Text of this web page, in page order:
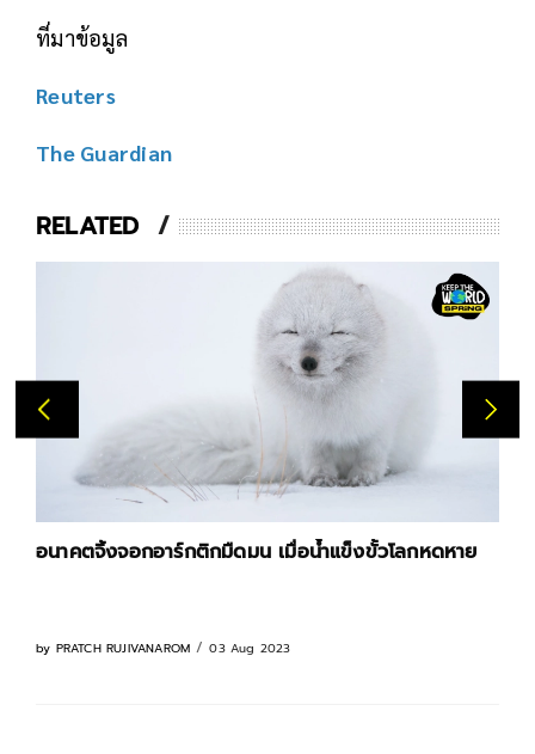
ที่มาข้อมูล
Reuters
The Guardian
RELATED
อนาคตจิ้งจอกอาร์กติกมืดมน เมื่อน้ำแข็งขั้วโลกหดหาย
by PRATCH RUJIVANAROM 03 Aug 2023